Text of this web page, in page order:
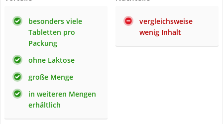
besonders viele
Tabletten pro
Packung
ohne Laktose
große Menge
in weiteren Mengen
erhältlich
vergleichsweise
wenig Inhalt